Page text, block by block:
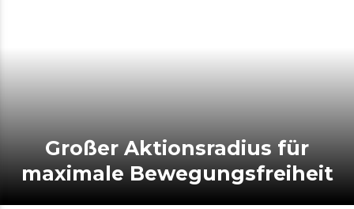
Großer Aktionsradius für
maximale Bewegungsfreiheit